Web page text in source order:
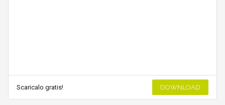
Scaricalo gratis! DOWNLOAD